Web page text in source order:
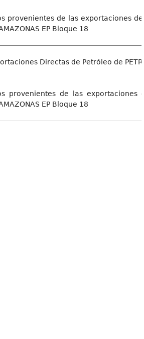
provenientes de las exportaciones
EP Bloque 18
Directas de Petróleo de
provenientes de las exportaciones
EP Bloque 18